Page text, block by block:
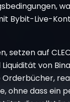
Bybit-Live-
setzen auf
von
ohne dass ein